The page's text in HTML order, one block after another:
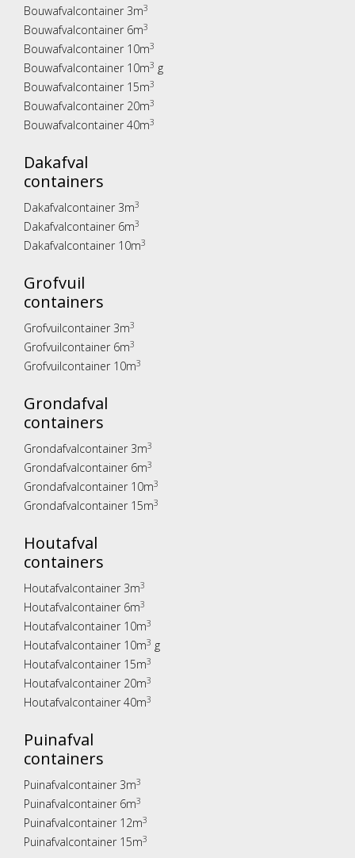
Bouwafvalcontainer 3m3
Bouwafvalcontainer 6m3
Bouwafvalcontainer 10m3
Bouwafvalcontainer 10m3 g
Bouwafvalcontainer 15m3
Bouwafvalcontainer 20m3
Bouwafvalcontainer 40m3
Dakafval
containers
Dakafvalcontainer 3m3
Dakafvalcontainer 6m3
Dakafvalcontainer 10m3
Grofvuil
containers
Grofvuilcontainer 3m3
Grofvuilcontainer 6m3
Grofvuilcontainer 10m3
Grondafval
containers
Grondafvalcontainer 3m3
Grondafvalcontainer 6m3
Grondafvalcontainer 10m3
Grondafvalcontainer 15m3
Houtafval
containers
Houtafvalcontainer 3m3
Houtafvalcontainer 6m3
Houtafvalcontainer 10m3
Houtafvalcontainer 10m3 g
Houtafvalcontainer 15m3
Houtafvalcontainer 20m3
Houtafvalcontainer 40m3
Puinafval
containers
Puinafvalcontainer 3m3
Puinafvalcontainer 6m3
Puinafvalcontainer 12m3
Puinafvalcontainer 15m3